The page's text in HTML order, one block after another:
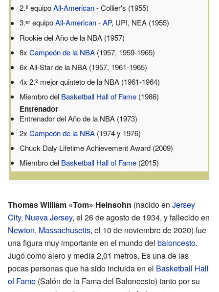
2.º equipoAll-American- Collier's (1955)
3.er equipoAll-American-AP, UPI, NEA (1955)
Rookie del Año de la NBA (1957)
8xCampeón de la NBA (1957, 1959-1965)
6x All-Star de la NBA (1957, 1961-1965)
4x 2.º mejor quinteto de la NBA (1961-1964)
Miembro del Basketball Hall of Fame (1986)
Entrenador
Entrenador del Año de la NBA (1973)
2xCampeón de la NBA (1974 y 1976)
Chuck Daly Lifetime Achievement Award (2009)
Miembro del Basketball Hall of Fame (2015)
Thomas William «Tom» Heinsohn (nacido en Jersey
City, Nueva Jersey, el 26 de agosto de 1934, y fallecido en
Newton, Massachusetts, el 10 de noviembre de 2020) fue
una figura muy importante en el mundo del baloncesto.
Jugó como alero y medía 2,01 metros. Es una de las
pocas personas que ha sido incluida en el Basketball Hall
of Fame (Salón de la Fama del Baloncesto) tanto por su